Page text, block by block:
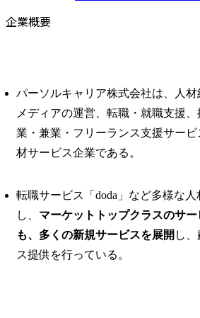
企業概要
パーソルキャリア株式会社は、人材
メディアの運営、転職・就職支援
業・兼業・フリーランス支援サービ
材サービス企業である。 ​
転職サービス「doda」など多様な
し、 マーケットトップクラスのサ
も、多くの新規サービスを展開 し
ス提供を行っている。